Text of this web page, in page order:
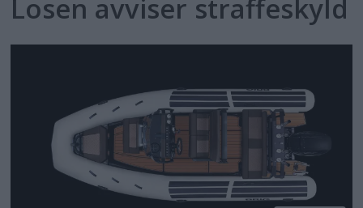
Losen avviser straffeskyld